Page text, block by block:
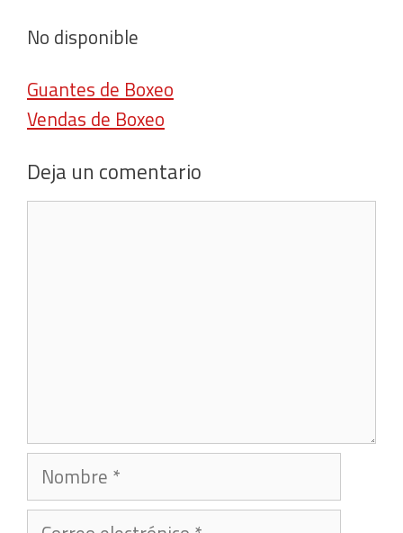
No disponible
Guantes de Boxeo
Vendas de Boxeo
Deja un comentario
Nombre
Correo